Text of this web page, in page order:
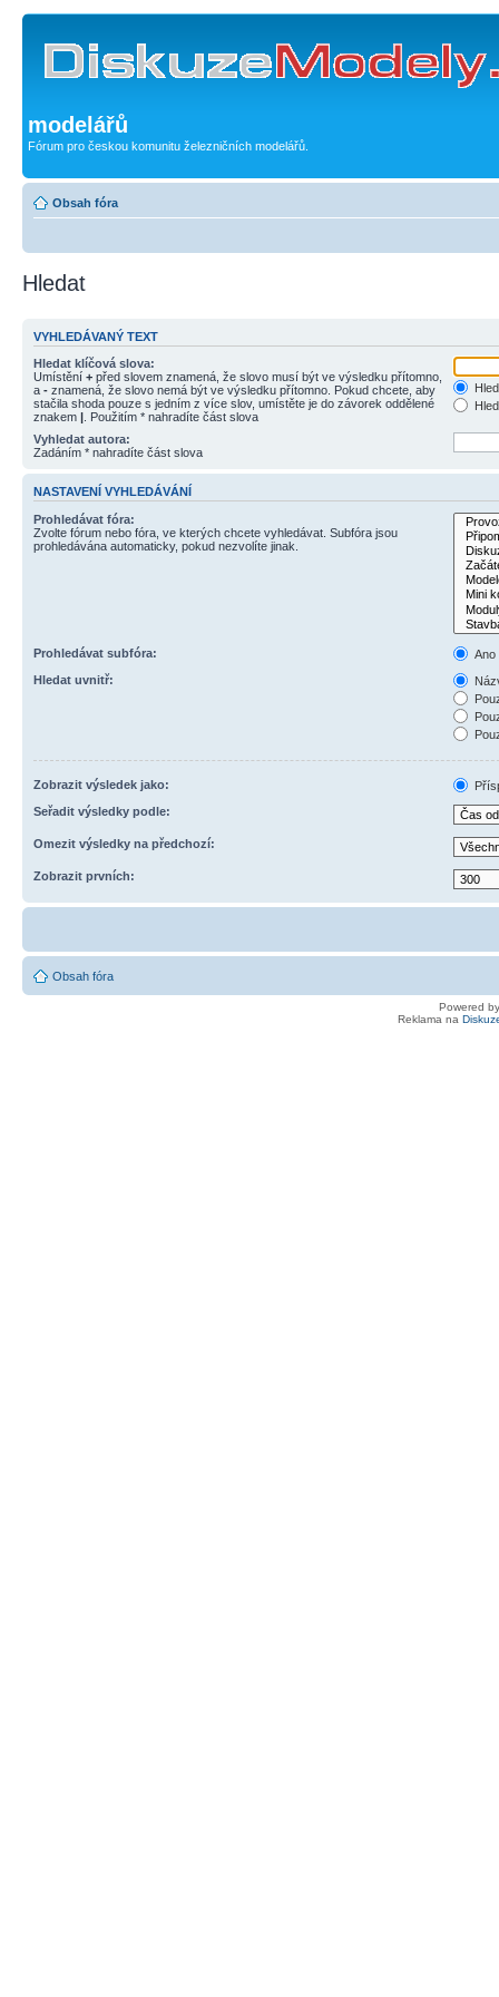
modelářů
Fórum pro českou komunitu železničních modelářů.
Obsah fóra
Hledat
VYHLEDÁVANÝ TEXT
Hledat klíčová slova:
Umístění + před slovem znamená, že slovo musí být ve výsledku přítomno,
a - znamená, že slovo nemá být ve výsledku přítomno. Pokud chcete, aby
stačila shoda pouze s jedním z více slov, umístěte je do závorek oddělené
znakem | . Použitím * nahradíte část slova
Vyhledat autora:
Zadáním * nahradíte část slova
NASTAVENÍ VYHLEDÁVÁNÍ
Prohledávat fóra:
Zvolte fórum nebo fóra, ve kterých chcete vyhledávat. Subfóra jsou
prohledávána automaticky, pokud nezvolíte jinak.
Prohledávat subfóra:
Ano
Hledat uvnitř:
Zobrazit výsledek jako:
Seřadit výsledky podle:
Omezit výsledky na předchozí:
Zobrazit prvních:
Obsah fóra
Powered
Reklama na